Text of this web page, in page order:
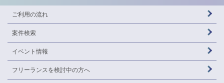
ご利用の流れ
案件検索
イベント情報
フリーランスを検討中の方へ